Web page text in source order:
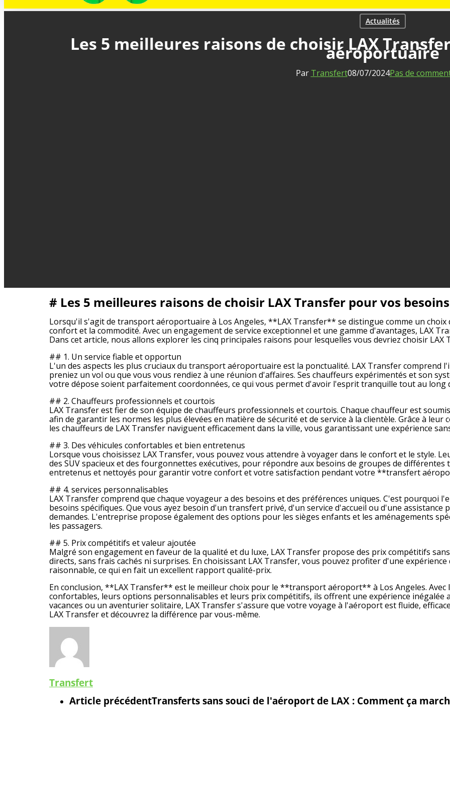
Actualités
Les 5 meilleures raisons de choisir LAXaéroportuaire
Par Transfert08/07/2024Pas de
# Les 5 meilleures raisons de choisir LAX Transfer pour vos
Lorsqu'il s'agit de transport aéroportuaire à Los Angeles, **LAX Transfer** se distingue comme un
confort et la commodité. Avec un engagement de service exceptionnel et une gamme d'avantages, LAX
Dans cet article, nous allons explorer les cinq principales raisons pour lesquelles vous devriez choisir
## 1. Un service fiable et opportun
L'un des aspects les plus cruciaux du transport aéroportuaire est la ponctualité. LAX Transfer comprend
preniez un vol ou que vous vous rendiez à une réunion d'affaires. Ses chauffeurs expérimentés et son
votre dépose soient parfaitement coordonnées, ce qui vous permet d'avoir l'esprit tranquille tout au long
## 2. Chauffeurs professionnels et courtois
LAX Transfer est fier de son équipe de chauffeurs professionnels et courtois. Chaque chauffeur est
afin de garantir les normes les plus élevées en matière de sécurité et de service à la clientèle. Grâce à
les chauffeurs de LAX Transfer naviguent efficacement dans la ville, vous garantissant une expérience
## 3. Des véhicules confortables et bien entretenus
Lorsque vous choisissez LAX Transfer, vous pouvez vous attendre à voyager dans le confort et le style.
des SUV spacieux et des fourgonnettes exécutives, pour répondre aux besoins de groupes de
entretenus et nettoyés pour garantir votre confort et votre satisfaction pendant votre **transfert
## 4. services personnalisables
LAX Transfer comprend que chaque voyageur a des besoins et des préférences uniques. C'est pourquoi
besoins spécifiques. Que vous ayez besoin d'un transfert privé, d'un service d'accueil ou d'une
demandes. L'entreprise propose également des options pour les sièges enfants et les aménagements
les passagers.
## 5. Prix compétitifs et valeur ajoutée
Malgré son engagement en faveur de la qualité et du luxe, LAX Transfer propose des prix compétitifs
directs, sans frais cachés ni surprises. En choisissant LAX Transfer, vous pouvez profiter d'une
raisonnable, ce qui en fait un excellent rapport qualité-prix.
En conclusion, **LAX Transfer** est le meilleur choix pour le **transport aéroport** à Los Angeles.
confortables, leurs options personnalisables et leurs prix compétitifs, ils offrent une expérience inégalée
vacances ou un aventurier solitaire, LAX Transfer s'assure que votre voyage à l'aéroport est fluide,
LAX Transfer et découvrez la différence par vous-même.
Transfert
Article précédentTransferts sans souci de l'aéroport de LAX : Comment ça